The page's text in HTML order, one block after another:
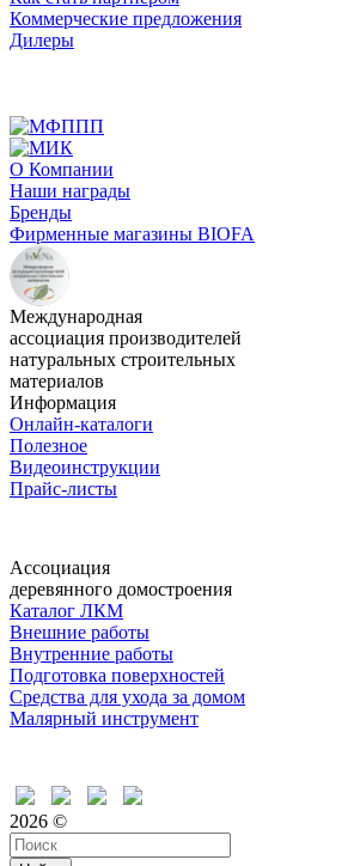
Коммерческие предложения
Дилеры
О Компании
Наши награды
Бренды
Фирменные магазины BIOFA
Международная
ассоциация производителей
натуральных строительных
материалов
Информация
Онлайн-каталоги
Полезное
Видеоинструкции
Прайс-листы
Ассоциация
деревянного домостроения
Каталог ЛКМ
Внешние работы
Внутренние работы
Подготовка поверхностей
Средства для ухода за домом
Малярный инструмент
2026 ©